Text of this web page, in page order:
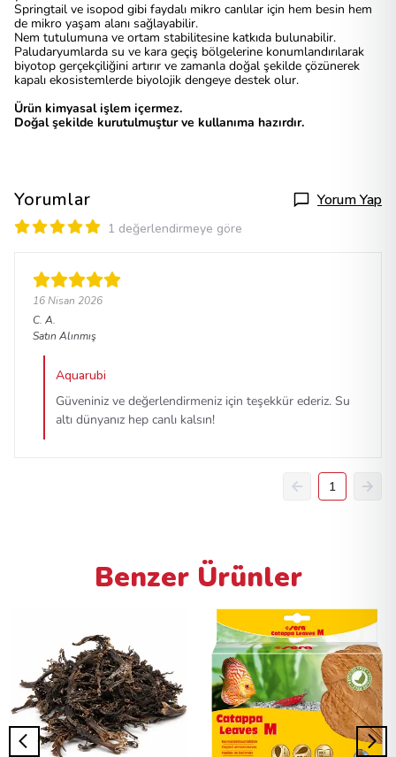
Springtail ve isopod gibi faydalı mikro canlılar için hem besin hem
de mikro yaşam alanı sağlayabilir.
Nem tutulumuna ve ortam stabilitesine katkıda bulunabilir.
Paludaryumlarda su ve kara geçiş bölgelerine konumlandırılarak
biyotop gerçekçiliğini artırır ve zamanla doğal şekilde çözünerek
kapalı ekosistemlerde biyolojik dengeye destek olur.
Ürün kimyasal işlem içermez.
Doğal şekilde kurutulmuştur ve kullanıma hazırdır.
Yorumlar Yorum Yap
1 değerlendirmeye göre
16 Nisan 2026
C. A.
Satın Alınmış
Aquarubi
Güveniniz ve değerlendirmeniz için teşekkür ederiz. Su
altı dünyanız hep canlı kalsın!
1
Benzer Ürünler